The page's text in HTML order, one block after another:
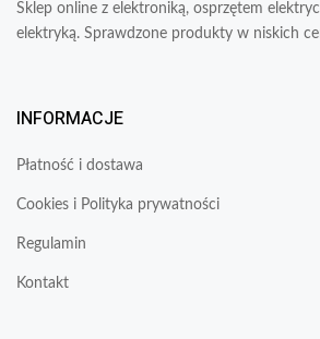
Sklep online z elektroniką, osprzętem
elektryką. Sprawdzone produkty w niskich
INFORMACJE
Płatność i dostawa
Cookies i Polityka prywatności
Regulamin
Kontakt